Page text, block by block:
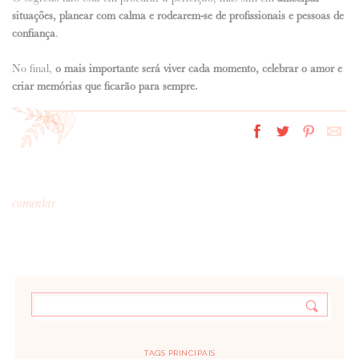
situações, planear com calma e rodearem-se de profissionais e pessoas de
confiança.
No final, o mais importante será viver cada momento, celebrar o amor e
criar memórias que ficarão para sempre.
comentar
TAGS PRINCIPAIS